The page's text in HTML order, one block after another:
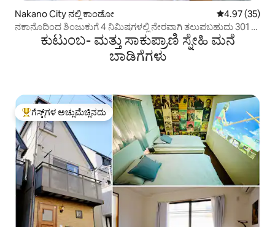
Nakano City ನಲ್ಲಿ ಕಾಂಡೋ 5 ರಲ್ಲಿ 4.97
4.97 (35)
ನಕಾನೊದಿಂದ ಶಿಂಜುಕುಗೆ 4 ನಿಮಿಷಗಳಲ್ಲಿ ನೇರವಾಗಿ ತಲುಪಬಹುದು 301 4
ಜನರು ವಾಸಿಸಬಹುದು ಆಹಾರ ಮತ್ತು ಶಾಪಿಂಗ್ ಸ್ಟ್ರೀಟ್ ಶಾಂತ ವಸತಿ ಪ್ರದೇಶ
ಶಿಂಜುಕು, ಟೋಕಿಯೊ ನಿಲ್ದಾಣ, ಗಿನ್ಜಾ, ಅಕಿಹಾಬರಾ, ಶಿಬುಯಾ, ಇಕೆಬುಕುರಾ
ಕುಟುಂಬ- ಮತ್ತು ಸಾಕುಪ್ರಾಣಿ ಸ್ನೇಹಿ ಮನೆ
ಬಾಡಿಗೆಗಳು
ಗೆಸ್ಟ್‌ಗಳಿಗೆ ಅತಿ ಹೆಚ್ಚು ಅಚ್ಚುಮೆಚ್ಚಿನದು
ಗೆಸ್ಟ್‌ಗಳ ಅಚ್ಚುಮೆಚ್ಚಿನದು